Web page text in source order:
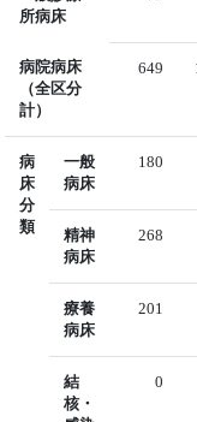
所病床
病院病床
（全区分
計）
649
病
床
分
類
一般
病床
180
精神
病床
268
療養
病床
201
結
核・
0